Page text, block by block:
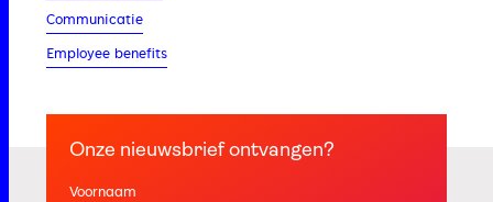
Communicatie
Employee benefits
Onze nieuwsbrief ontvangen?
Voornaam